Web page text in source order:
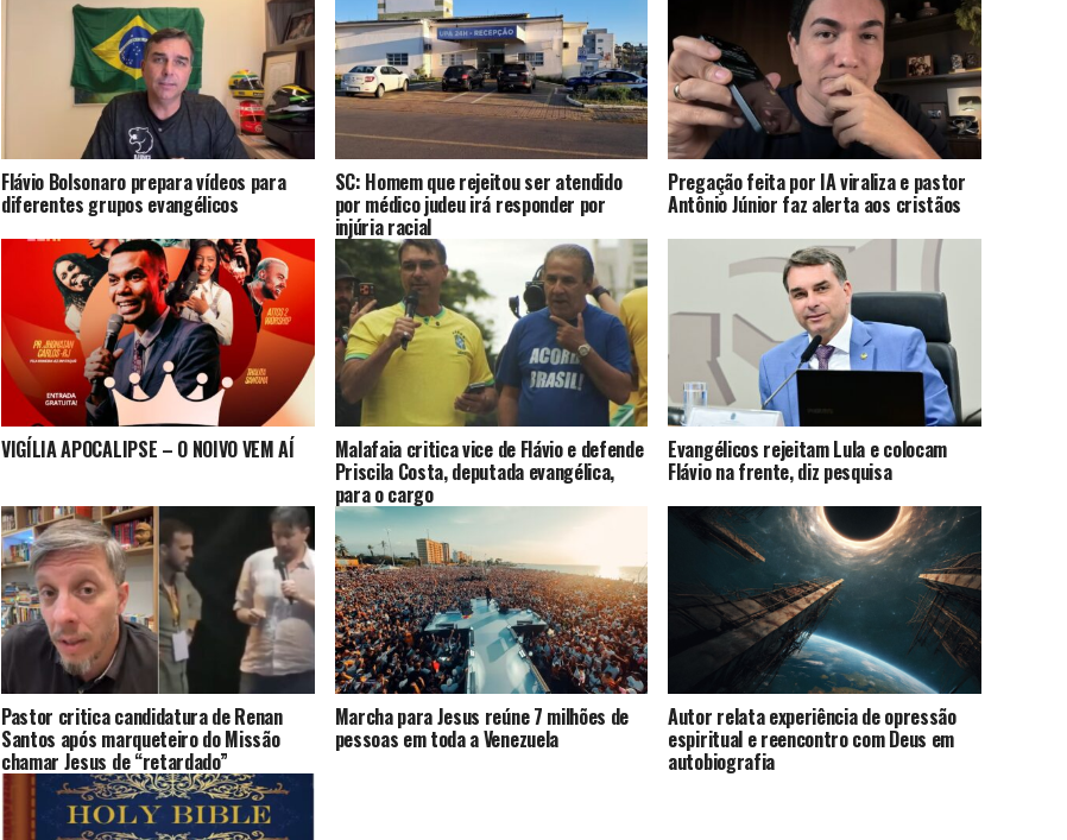
Flávio Bolsonaro prepara vídeos para
diferentes grupos evangélicos
SC: Homem que rejeitou ser atendido
por médico judeu irá responder por
injúria racial
Pregação feita por IA viraliza e pastor
Antônio Júnior faz alerta aos cristãos
VIGÍLIA APOCALIPSE – O NOIVO VEM AÍ Malafaia critica vice de Flávio e defende
Priscila Costa, deputada evangélica,
para o cargo
Evangélicos rejeitam Lula e colocam
Flávio na frente, diz pesquisa
Pastor critica candidatura de Renan
Santos após marqueteiro do Missão
chamar Jesus de “retardado”
Marcha para Jesus reúne 7 milhões de
pessoas em toda a Venezuela
Autor relata experiência de opressão
espiritual e reencontro com Deus em
autobiografia